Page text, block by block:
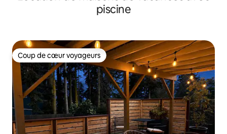
piscine
Coup de cœur voyageurs
Coup de cœur voyageurs